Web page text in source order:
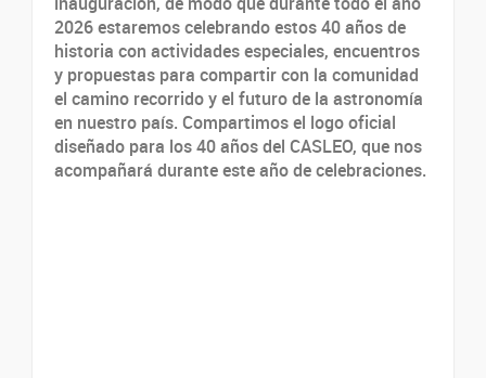
2026 estaremos celebrando estos 40 años de
historia con actividades especiales, encuentros
y propuestas para compartir con la comunidad
el camino recorrido y el futuro de la astronomía
en nuestro país. Compartimos el logo oficial
diseñado para los 40 años del CASLEO, que nos
acompañará durante este año de celebraciones.